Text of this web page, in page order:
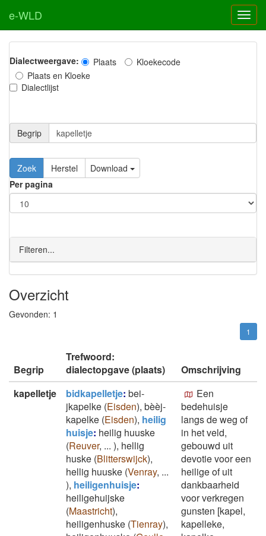
e-WLD
Dialectweergave: Plaats
Kloekecode
Plaats en Kloeke
Dialectlijst
Begrip
Zoek Herstel
Download
Per pagina
Filteren...
Overzicht
Gevonden: 1
1
Begrip
Trefwoord:
dialectopgave (plaats)
Omschrijving
kapelletje
bidkapelletje: bei-
jkapelke (Eisden), bèèj-
kapelke (Eisden), heilig
huisje: heilig huuske
(Reuver, ... ), hellig
huske (Blitterswijck),
hellig huuske (Venray, ...
), heiligenhuisje:
heiligehuijske
(Maastricht),
heiligenhuske (Tienray),
Een
bedehuisje
langs de weg of
in het veld,
gebouwd uit
devotie voor een
heilige of uit
dankbaarheid
voor verkregen
gunsten [kapel,
kapelleke,